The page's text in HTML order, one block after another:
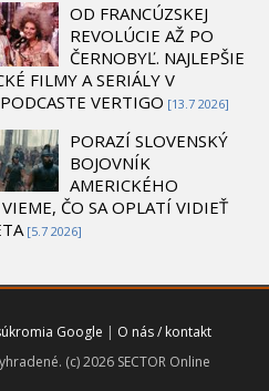
OD FRANCÚZSKEJ
REVOLÚCIE AŽ PO
ČERNOBYĽ. NAJLEPŠIE
FILMY A SERIÁLY V
VERTIGO [13.7 2026]
PORAZÍ SLOVENSKÝ
BOJOVNÍK
AMERICKÉHO
ČO SA OPLATÍ VIDIEŤ
[5.7 2026]
Google | O nás / kontakt
(c) 2026 SECTOR Online